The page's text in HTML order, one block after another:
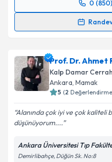
Takvim
0
Randevu Takvimi
için bir takvim
bilgilendireceğiz.
E-posta Adresiniz
Metni'ni okudum ve
kapsamda
Prof. Dr. Ahmet
Kalp Damar
Ankara, Mamak
5 (2
Alanında çok iyi ve çok kaliteli
düşünüyorum....
Ankara Üniversitesi Tıp
Demirlibahçe, Düğün Sk. No:8